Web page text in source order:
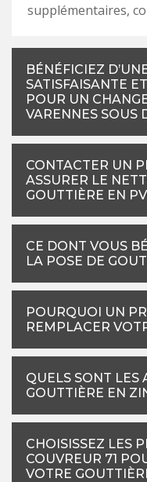
supplémentaires,
BÉNÉFICIEZ
SATISFAISANTE
POUR UN
VARENNES SOUS
CONTACTER UN
ASSURER LE
GOUTTIÈRE EN
CE DONT VOUS
LA POSE DE
POURQUOI UN
REMPLACER
QUELS SONT LES
GOUTTIÈRE EN
CHOISISSEZ LES
COUVREUR 71
VOTRE